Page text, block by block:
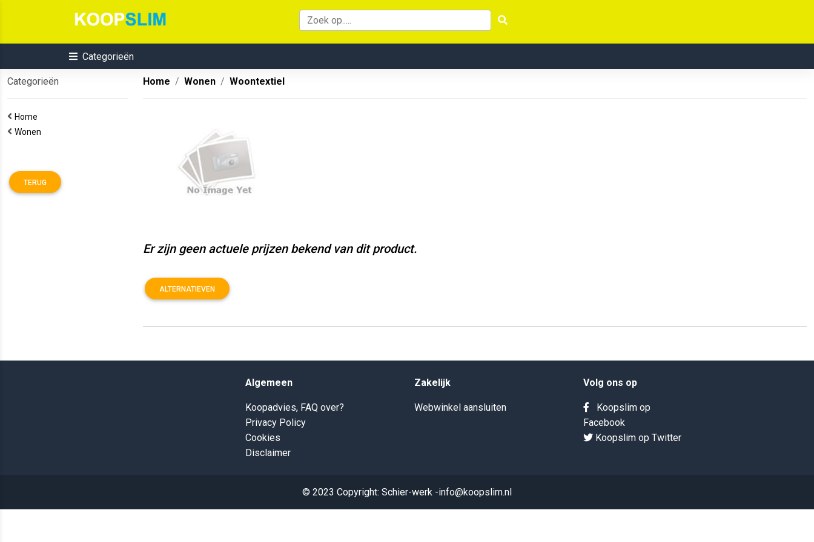
Categorieën
Categorieën
Home
Wonen
TERUG
Home Wonen Woontextiel
Er zijn geen actuele prijzen bekend van dit product.
ALTERNATIEVEN
Algemeen
Koopadvies, FAQ over?
Privacy Policy
Cookies
Disclaimer
Zakelijk
Webwinkel aansluiten
Volg ons op
Koopslim op
Facebook
Koopslim op Twitter
© 2023 Copyright: Schier-werk -info@koopslim.nl